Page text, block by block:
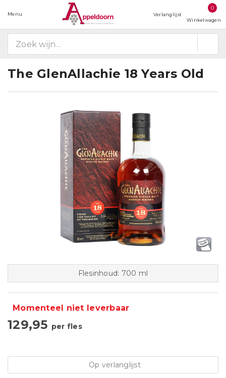
Menu Verlanglijst
0
Winkelwagen
The GlenAllachie 18 Years Old
Flesinhoud: 700 ml
Momenteel niet leverbaar
129,95 per fles
Op verlanglijst